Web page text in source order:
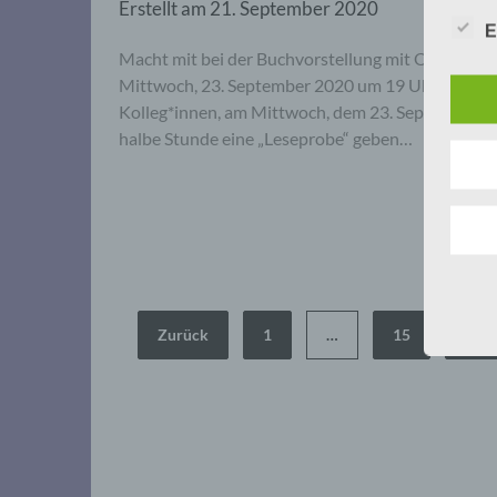
Erstellt am 21. September 2020
Macht mit bei der Buchvorstellung mit Online-
Mittwoch, 23. September 2020 um 19 Uhr Unser
Kolleg*innen, am Mittwoch, dem 23. September
halbe Stunde eine „Leseprobe“ geben…
Seitennummerierung
Zurück 1 … 15